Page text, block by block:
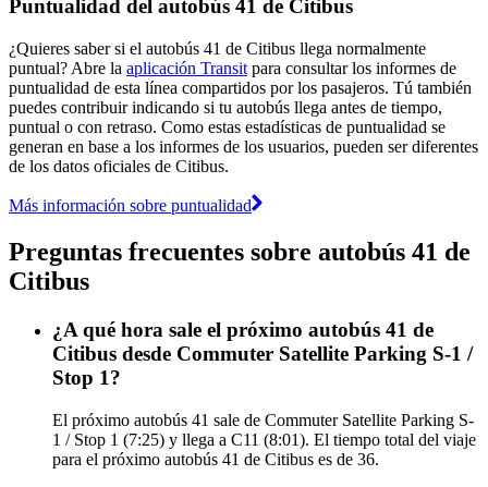
Puntualidad del autobús 41 de Citibus
¿Quieres saber si el autobús 41 de Citibus llega normalmente
puntual? Abre la aplicación Transit para consultar los informes de
puntualidad de esta línea compartidos por los pasajeros. Tú también
puedes contribuir indicando si tu autobús llega antes de tiempo,
puntual o con retraso. Como estas estadísticas de puntualidad se
generan en base a los informes de los usuarios, pueden ser diferentes
de los datos oficiales de Citibus.
Más información sobre puntualidad
Preguntas frecuentes sobre autobús 41 de
Citibus
¿A qué hora sale el próximo autobús 41 de
Citibus desde Commuter Satellite Parking S-1 /
Stop 1?
El próximo autobús 41 sale de Commuter Satellite Parking S-
1 / Stop 1 (7:25) y llega a C11 (8:01). El tiempo total del viaje
para el próximo autobús 41 de Citibus es de 36.